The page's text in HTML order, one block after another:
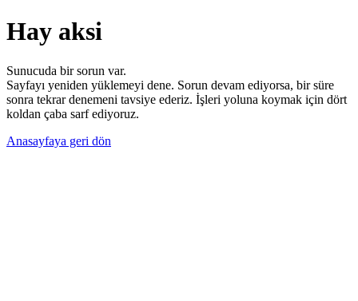
Hay aksi
Sunucuda bir sorun var.
Sayfayı yeniden yüklemeyi dene. Sorun devam ediyorsa, bir süre
sonra tekrar denemeni tavsiye ederiz. İşleri yoluna koymak için dört
koldan çaba sarf ediyoruz.
Anasayfaya geri dön